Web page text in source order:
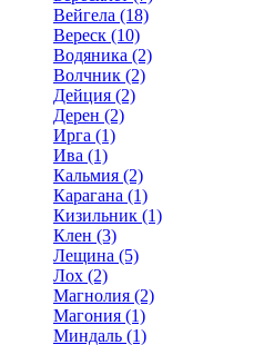
Вейгела (18)
Вереск (10)
Водяника (2)
Волчник (2)
Дейция (2)
Дерен (2)
Ирга (1)
Ива (1)
Кальмия (2)
Карагана (1)
Кизильник (1)
Клен (3)
Лещина (5)
Лох (2)
Магнолия (2)
Магония (1)
Миндаль (1)